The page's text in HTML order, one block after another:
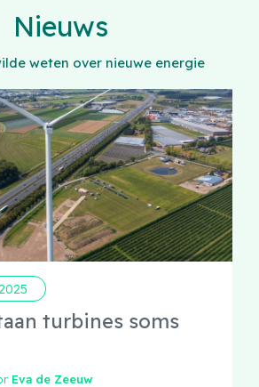
Nieuws
weten over nieuwe energie
turbines soms
Eva de Zeeuw